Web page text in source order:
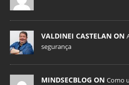
VALDINEI CASTELAN ON
segurança
MINDSECBLOG ON Como